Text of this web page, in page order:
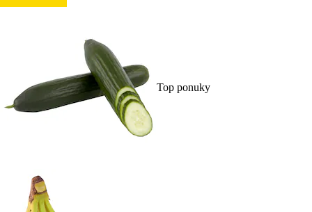
Top ponuky